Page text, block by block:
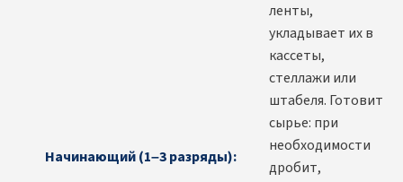
Начинающий (1–3 разряды):
ленты,
укладывает их в
кассеты,
стеллажи или
штабеля. Готовит
сырье: при
необходимости
дробит,